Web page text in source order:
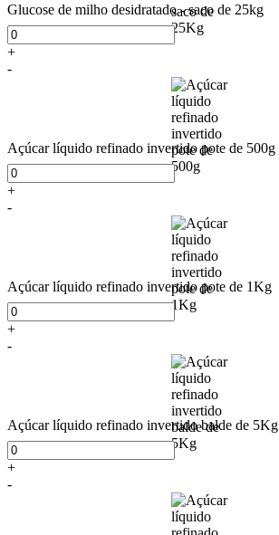
Glucose de milho desidratado - saco de 25kg
+
-
Açúcar líquido refinado invertido pote de 500g
+
-
Açúcar líquido refinado invertido pote de 1Kg
+
-
Açúcar líquido refinado invertido balde de 5Kg
+
-